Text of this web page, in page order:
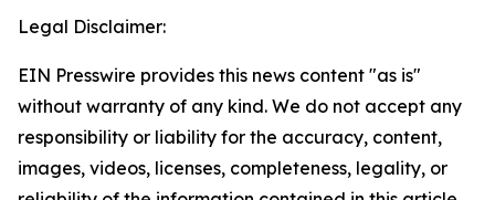
Legal Disclaimer:
EIN Presswire provides this news content "as is"
without warranty of any kind. We do not accept any
responsibility or liability for the accuracy, content,
images, videos, licenses, completeness, legality, or